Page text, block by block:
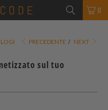
0
PRECEDENTE / NEXT
sul tuo